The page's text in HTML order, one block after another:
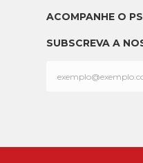
ACOMPANHE O
SUBSCREVA A